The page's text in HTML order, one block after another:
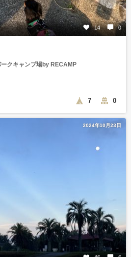
14 0
クキャンプ場by RECAMP
7 0
2024年10月23日